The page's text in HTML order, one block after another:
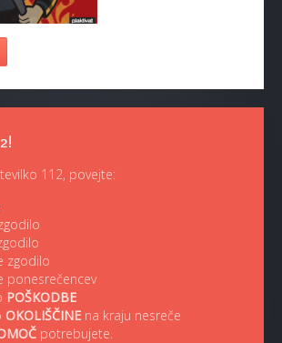
112, povejte:
zgodilo
ponesrečencev
POŠKODBE
OKOLIŠČINE na kraju nesreče
potrebujete.